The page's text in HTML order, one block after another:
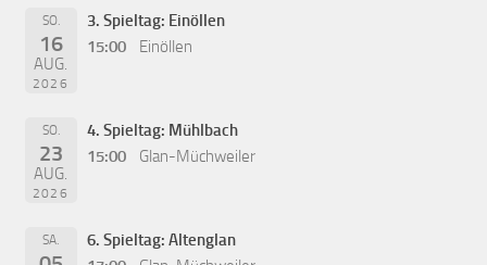
SO.
16
AUG.
2026
3. Spieltag: Einöllen
15:00
Einöllen
SO.
23
AUG.
2026
4. Spieltag: Mühlbach
15:00
Glan-Müchweiler
SA.
6. Spieltag: Altenglan